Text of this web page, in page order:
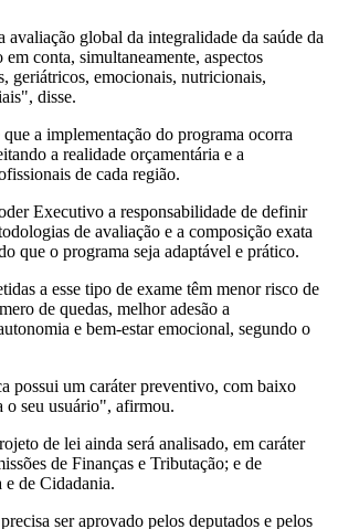
global da integralidade da saúde da
em conta, simultaneamente, aspectos
geriátricos, emocionais, nutricionais,
disse.
a implementação do programa ocorra
a realidade orçamentária e a
de cada região.
Executivo a responsabilidade de definir
de avaliação e a composição exata
que o programa seja adaptável e prático.
a esse tipo de exame têm menor risco de
de quedas, melhor adesão a
e bem-estar emocional, segundo o
possui um caráter preventivo, com baixo
o seu usuário", afirmou.
de lei ainda será analisado, em caráter
de Finanças e Tributação; e de
e de Cidadania.
ser aprovado pelos deputados e pelos